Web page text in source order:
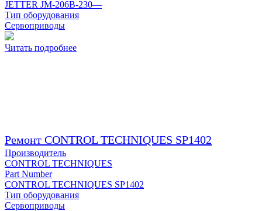
JETTER JM-206B-230—
Тип оборудования
Сервоприводы
Читать подробнее
Ремонт CONTROL TECHNIQUES SP1402
Производитель
CONTROL TECHNIQUES
Part Number
CONTROL TECHNIQUES SP1402
Тип оборудования
Сервоприводы